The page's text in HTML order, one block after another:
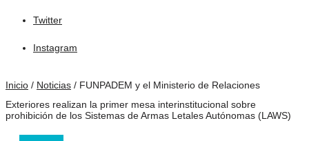
Twitter
Instagram
Inicio / Noticias / FUNPADEM y el Ministerio de Relaciones
Exteriores realizan la primer mesa interinstitucional sobre
prohibición de los Sistemas de Armas Letales Autónomas (LAWS)